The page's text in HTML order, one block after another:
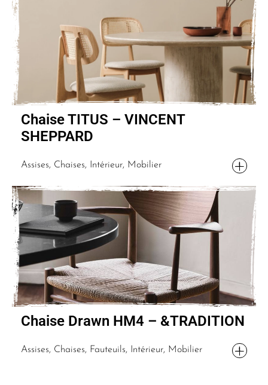
Chaise TITUS – VINCENT
SHEPPARD
Assises, Chaises, Intérieur, Mobilier
Chaise Drawn HM4 – &TRADITION
Assises, Chaises, Fauteuils, Intérieur, Mobilier